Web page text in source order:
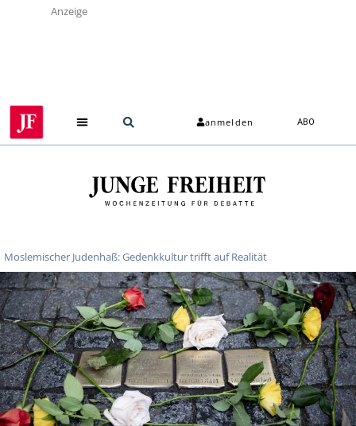
Anzeige
anmelden ABO
Moslemischer Judenhaß: Gedenkkultur trifft auf Realität